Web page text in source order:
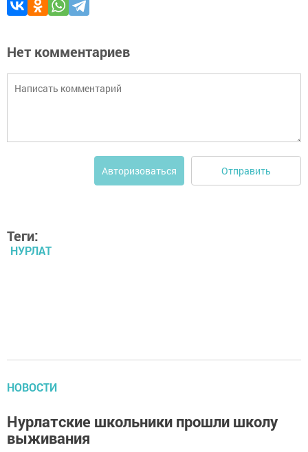
Нет комментариев
Авторизоваться Отправить
Теги:
НУРЛАТ
НОВОСТИ
Нурлатские школьники прошли школу
выживания